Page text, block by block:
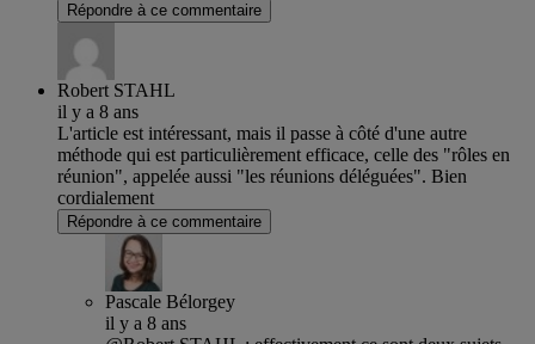
Répondre à ce commentaire
Robert STAHL
il y a 8 ans
L'article est intéressant, mais il passe à côté d'une autre
méthode qui est particulièrement efficace, celle des "rôles en
réunion", appelée aussi "les réunions déléguées". Bien
cordialement
Répondre à ce commentaire
Pascale Bélorgey
il y a 8 ans